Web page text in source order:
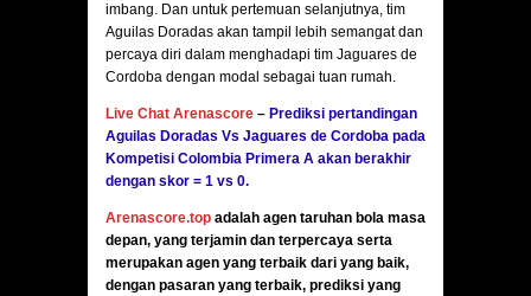
imbang. Dan untuk pertemuan selanjutnya, tim
Aguilas Doradas akan tampil lebih semangat dan
percaya diri dalam menghadapi tim Jaguares de
Cordoba dengan modal sebagai tuan rumah.
Live Chat Arenascore – Prediksi pertandingan
Aguilas Doradas Vs Jaguares de Cordoba pada
Kompetisi Colombia Primera A akan berakhir
dengan skor = 1 vs 0.
Arenascore.top adalah agen taruhan bola masa
depan, yang terjamin dan terpercaya serta
merupakan agen yang terbaik dari yang baik,
dengan pasaran yang terbaik, prediksi yang